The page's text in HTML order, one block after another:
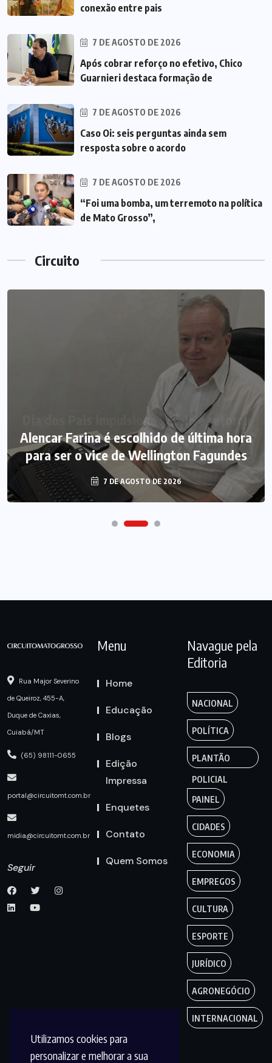
Utilizamos cookies para
personalizar e melhorar a sua
conexão entre pais
7 DE AGOSTO DE 2026
Após cobrar reforço no efetivo, Chico
Guarnieri destaca formação de
7 DE AGOSTO DE 2026
Caso Oi: seis perguntas ainda sem
resposta sobre o acordo
7 DE AGOSTO DE 2026
“Foi uma bomba, um terremoto na política
de Mato Grosso”,
Circuito
Alencar Farina é escolhido de última hora
para ser o vice de Wellington Fagundes
7 DE AGOSTO DE 2026
Rua Major Severino
de Queiroz, 455-A,
Duque de Caxias,
Cuiabá/MT
(65) 98111-0655
portal@circuitomt.com.br
midia@circuitomt.com.br
Seguir
Menu
Home
Educação
Blogs
Edição
Impressa
Enquetes
Contato
Quem Somos
Navague pela
Editoria
NACIONAL
POLÍTICA
PLANTÃO
POLICIAL
PAINEL
CIDADES
ECONOMIA
EMPREGOS
CULTURA
ESPORTE
JURÍDICO
AGRONEGÓCIO
INTERNACIONAL